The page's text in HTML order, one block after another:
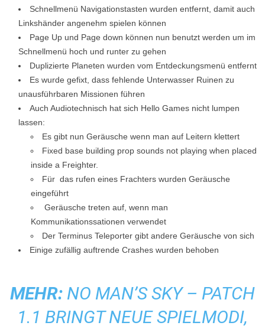
Schnellmenü Navigationstasten wurden entfernt, damit auch
Linkshänder angenehm spielen können
Page Up und Page down können nun benutzt werden um im
Schnellmenü hoch und runter zu gehen
Duplizierte Planeten wurden vom Entdeckungsmenü entfernt
Es wurde gefixt, dass fehlende Unterwasser Ruinen zu
unausführbaren Missionen führen
Auch Audiotechnisch hat sich Hello Games nicht lumpen
lassen:
Es gibt nun Geräusche wenn man auf Leitern klettert
Fixed base building prop sounds not playing when placed
inside a Freighter.
Für das rufen eines Frachters wurden Geräusche
eingeführt
Geräusche treten auf, wenn man
Kommunikationssationen verwendet
Der Terminus Teleporter gibt andere Geräusche von sich
Einige zufällig auftrende Crashes wurden behoben
MEHR: NO MAN’S SKY – PATCH
1.1 BRINGT NEUE SPIELMODI,